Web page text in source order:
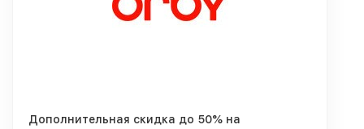
Дополнительная скидка до 50% на